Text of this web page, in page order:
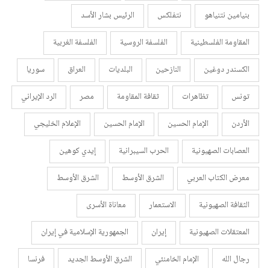
بنيامين نتنياهو
نتفلكس
الرئيس بشار الأسد
المقاومة الفلسطينية
الفلسفة الروسية
الفلسفة الغربية
الكسندر دوغين
النازحين البلديات العراق
سوريا
تونس
تظاهرات ثقافة المقاومة مصر
الرد الإيراني
الأردن
الإمام الحسين الإمام الحسين
الإعلام الخليجي
العصابات الصهيونية
الحرب السيبرانية
إيدي كوهين
معرض الكتاب العربي
الشرق الأوسط
الشرق الأوسط
الثقافة الصهيونية
الاستعمار
معاناة الأسرى
المعتقلات الصهيونية
إيران
الجمهورية الإسلامية في إيران
رجال الله
الإمام الخامنئي الشرق الأوسط الجديد
فرنسا